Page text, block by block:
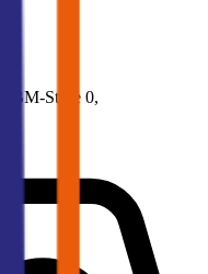
BM-Stufe 0,